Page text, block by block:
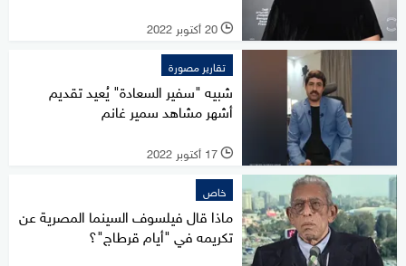
l 20 أكتوبر 2022
تقارير مصورة
شبيه "سفير السعادة" يُعيد تقديم
أشهر مشاهد سمير غانم
l 17 أكتوبر 2022
خاص
ماذا قال فيلسوف السينما المصرية عن
تكريمه في "أيام قرطاج"؟